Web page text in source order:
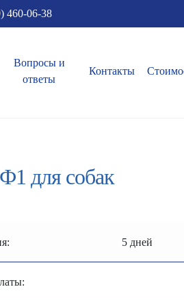
460-06-38
Вопросы и
ответы
Контакты
для собак
5 дней